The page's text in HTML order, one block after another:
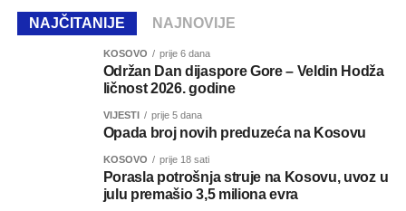
NAJČITANIJE NAJNOVIJE
KOSOVO prije 6 dana
Održan Dan dijaspore Gore – Veldin Hodža
ličnost 2026. godine
VIJESTI prije 5 dana
Opada broj novih preduzeća na Kosovu
KOSOVO prije 18 sati
Porasla potrošnja struje na Kosovu, uvoz u
julu premašio 3,5 miliona evra